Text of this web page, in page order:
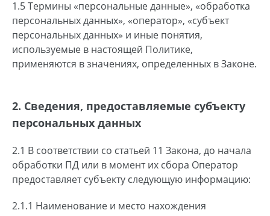
1.5 Термины «персональные данные», «обработка
персональных данных», «оператор», «субъект
персональных данных» и иные понятия,
используемые в настоящей Политике,
применяются в значениях, определенных в Законе.
2. Сведения, предоставляемые субъекту
персональных данных
2.1 В соответствии со статьей 11 Закона, до начала
обработки ПД или в момент их сбора Оператор
предоставляет субъекту следующую информацию:
2.1.1 Наименование и место нахождения